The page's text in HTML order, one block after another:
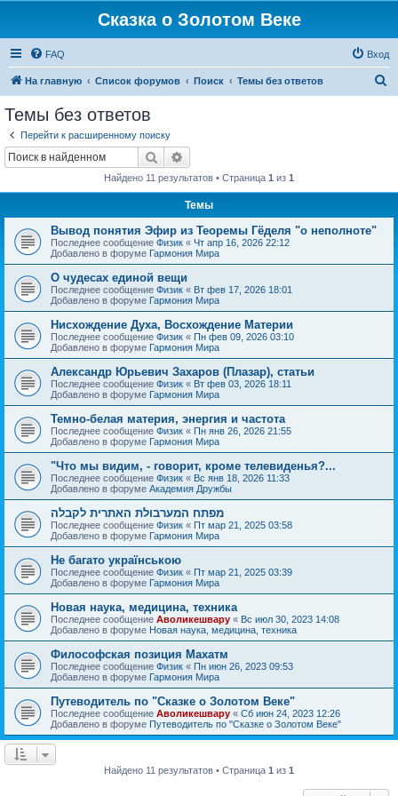
Сказка о Золотом Веке
FAQ Вход
На главную Список форумов Поиск Темы без ответов
Темы без ответов
Перейти к расширенному поиску
Поиск
Найдено 11 результатов • Страница 1 из 1
Темы
Вывод понятия Эфир из Теоремы Гёделя "о неполноте"
Последнее сообщение Физик « Чт апр 16, 2026 22:12
Добавлено в форуме Гармония Мира
О чудесах единой вещи
Последнее сообщение Физик « Вт фев 17, 2026 18:01
Добавлено в форуме Гармония Мира
Нисхождение Духа, Восхождение Материи
Последнее сообщение Физик « Пн фев 09, 2026 03:10
Добавлено в форуме Гармония Мира
Александр Юрьевич Захаров (Плазар), статьи
Последнее сообщение Физик « Вт фев 03, 2026 18:11
Добавлено в форуме Гармония Мира
Темно-белая материя, энергия и частота
Последнее сообщение Физик « Пн янв 26, 2026 21:55
Добавлено в форуме Гармония Мира
"Что мы видим, - говорит, кроме телевиденья?...
Последнее сообщение Физик « Вс янв 18, 2026 11:33
Добавлено в форуме Академия Дружбы
מפתח המערבולת האתרית לקבלה
Последнее сообщение Физик « Пт мар 21, 2025 03:58
Добавлено в форуме Гармония Мира
Не багато українською
Последнее сообщение Физик « Пт мар 21, 2025 03:39
Добавлено в форуме Гармония Мира
Новая наука, медицина, техника
Последнее сообщение Аволикешвару « Вс июл 30, 2023 14:08
Добавлено в форуме Новая наука, медицина, техника
Философская позиция Махатм
Последнее сообщение Физик « Пн июн 26, 2023 09:53
Добавлено в форуме Гармония Мира
Путеводитель по "Сказке о Золотом Веке"
Последнее сообщение Аволикешвару « Сб июн 24, 2023 12:26
Добавлено в форуме Путеводитель по "Сказке о Золотом Веке"
Найдено 11 результатов • Страница 1 из 1